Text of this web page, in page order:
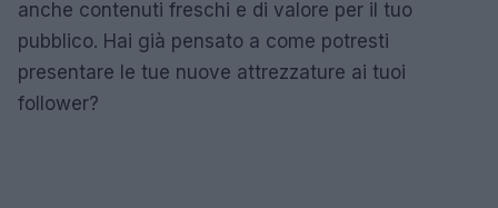
anche contenuti freschi e di valore per il tuo
pubblico. Hai già pensato a come potresti
presentare le tue nuove attrezzature ai tuoi
follower?